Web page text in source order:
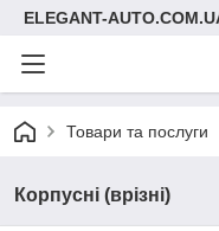
ELEGANT-
Товари та послуги
Корпусні (врізні)